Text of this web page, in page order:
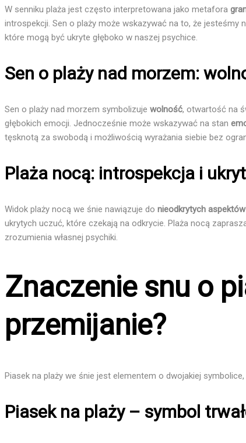
W senniku plaża jest często interpretowana jako metafora
introspekcji. Sen o plaży może wskazywać na to, że jesteśmy
które mogą być ukryte głęboko w naszej psychice.
Sen o plaży nad morzem:
Sen o plaży nad morzem symbolizuje wolność, otwartość na
głębokich emocji. Jednocześnie może wskazywać na stan
tęsknotą za swobodą i możliwością wyrażania siebie bez
Plaża nocą: introspekcja i
Widok plaży nocą we śnie nawiązuje do nieodkrytych
ukrytych uczuć, które czekają na odkrycie. Plaża nocą
zrozumienia własnej psychiki.
Znaczenie snu o
przemijanie?
Piasek na plaży we śnie jest elementem o dwojakiej
Piasek na plaży – symbol